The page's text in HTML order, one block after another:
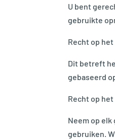
U bent
gebruikte
Recht op
Dit betreft
gebaseerd
Recht op
Neem op
gebruiken.